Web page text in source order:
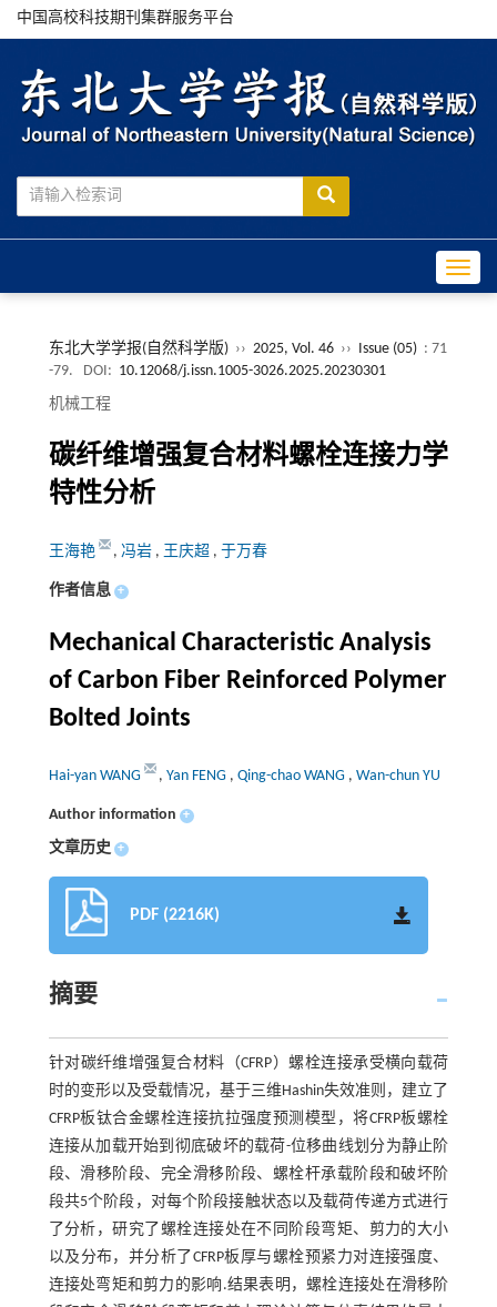
中国高校科技期刊集群服务平台
东北大学学报(自然科学版) ›› 2025, Vol. 46 ›› Issue (05) : 71
-79.
DOI: 10.12068/j.issn.1005-3026.2025.20230301
机械工程
碳纤维增强复合材料螺栓连接力学
特性分析
王海艳 , 冯岩 , 王庆超 , 于万春
作者信息 +
Mechanical Characteristic Analysis
of Carbon Fiber Reinforced Polymer
Bolted Joints
Hai-yan WANG , Yan FENG , Qing-chao WANG , Wan-chun YU
Author information +
文章历史 +
PDF (2216K)
摘要
针对碳纤维增强复合材料（CFRP）螺栓连接承受横向载荷
时的变形以及受载情况，基于三维Hashin失效准则，建立了
CFRP板钛合金螺栓连接抗拉强度预测模型，将CFRP板螺栓
连接从加载开始到彻底破坏的载荷-位移曲线划分为静止阶
段、滑移阶段、完全滑移阶段、螺栓杆承载阶段和破坏阶
段共5个阶段，对每个阶段接触状态以及载荷传递方式进行
了分析，研究了螺栓连接处在不同阶段弯矩、剪力的大小
以及分布，并分析了CFRP板厚与螺栓预紧力对连接强度、
连接处弯矩和剪力的影响.结果表明，螺栓连接处在滑移阶